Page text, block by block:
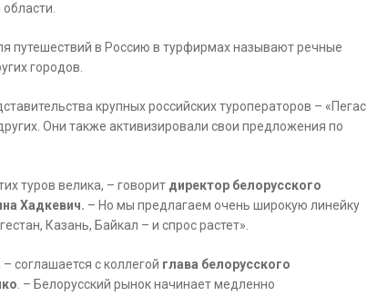
путешествий в Россию в турфирмах называют речные
городов.
крупных российских туроператоров – «Пегас
Они также активизировали свои предложения по
туров велика, – говорит директор белорусского
Хадкевич. – Но мы предлагаем очень широкую линейку
Казань, Байкал – и спрос растет».
соглашается с коллегой глава белорусского
. – Белорусский рынок начинает медленно